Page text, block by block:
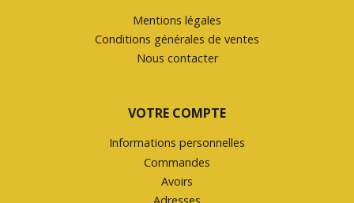
Mentions légales
Conditions générales de ventes
Nous contacter
VOTRE COMPTE
Informations personnelles
Commandes
Avoirs